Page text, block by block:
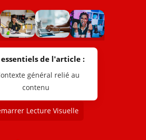
essentiels de l'article :
général relié au
contenu
Lecture Visuelle